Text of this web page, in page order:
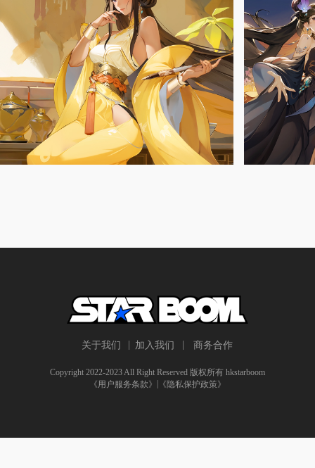
关于我们 加入我们 商务合作
Copyright 2022-2023 All Right Reserved 版权所有 hkstarboom
《用户服务条款》 | 《隐私保护政策》